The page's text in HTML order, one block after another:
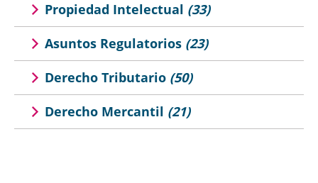
Propiedad Intelectual (33)
Asuntos Regulatorios (23)
Derecho Tributario (50)
Derecho Mercantil (21)